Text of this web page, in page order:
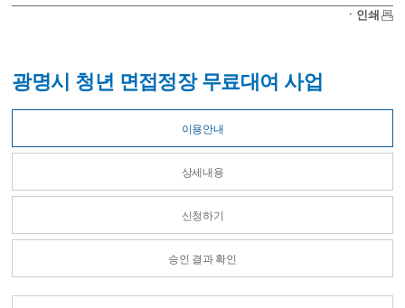
ㆍ인쇄
광명시 청년 면접정장 무료대여 사업
이용안내
상세내용
신청하기
승인 결과 확인